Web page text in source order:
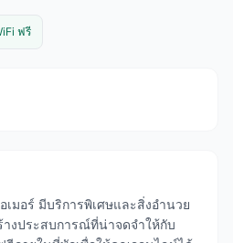
ฟรี
เมอร์ มีบริการพิเศษและสิ่งอำนวย
งประสบการณ์ที่น่าจดจำให้กับ